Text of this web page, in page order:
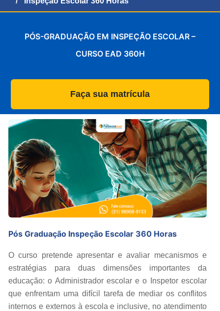
PÓS-GRADUAÇÃO EM INSPEÇÃO ESCOLAR –
CURSO EAD 360H
Faça sua matrícula
Pós Graduação Inspeção Escolar 360 Horas
O curso pretende apresentar e avaliar mecanismos e
estratégias para duas dimensões importantes da
educação: o Administrador escolar e o Inspetor escolar
que enfrentam uma difícil tarefa de mediar os conflitos
internos e externos à escola e inclusive, no atendimento